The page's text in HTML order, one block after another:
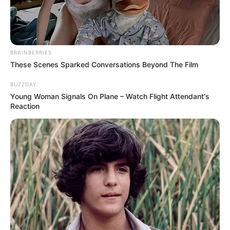
PRONOSTIC PMU
PRONOSTIC du PRIX BERNARD LE QUELLEC
Quinté+ PMU du 18 Septembre 2025 à
VINCENNES
BRAINBERRIES
These Scenes Sparked Conversations Beyond The Film
BUZZDAY
Young Woman Signals On Plane – Watch Flight Attendant's
Reaction